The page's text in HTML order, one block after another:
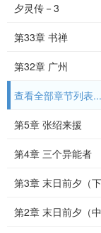
夕灵传－3
第33章 书禅
第32章 广州
查看全部章节列表
第5章 张绍来援
第4章 三个异能者
第3章 末日前夕（下
第2章 末日前夕（中